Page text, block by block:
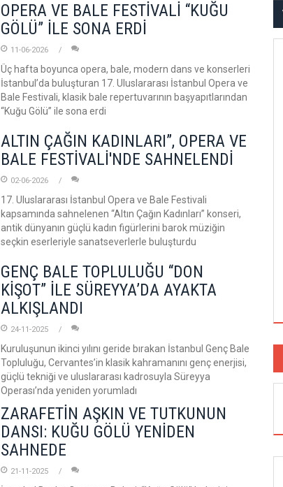
OPERA VE BALE FESTİVALİ “KUĞU
GÖLÜ” İLE SONA ERDİ
11-06-2026
Üç hafta boyunca opera, bale, modern dans ve konserleri
İstanbul’da buluşturan 17. Uluslararası İstanbul Opera ve
Bale Festivali, klasik bale repertuvarının başyapıtlarından
“Kuğu Gölü” ile sona erdi
ALTIN ÇAĞIN KADINLARI”, OPERA VE
BALE FESTİVALİ'NDE SAHNELENDİ
02-06-2026
17. Uluslararası İstanbul Opera ve Bale Festivali
kapsamında sahnelenen “Altın Çağın Kadınları” konseri,
antik dünyanın güçlü kadın figürlerini barok müziğin
seçkin eserleriyle sanatseverlerle buluşturdu
GENÇ BALE TOPLULUĞU “DON
KİŞOT” İLE SÜREYYA’DA AYAKTA
ALKIŞLANDI
24-11-2025
Kuruluşunun ikinci yılını geride bırakan İstanbul Genç Bale
Topluluğu, Cervantes’in klasik kahramanını genç enerjisi,
güçlü tekniği ve uluslararası kadrosuyla Süreyya
Operası’nda yeniden yorumladı
ZARAFETİN AŞKIN VE TUTKUNUN
DANSI: KUĞU GÖLÜ YENİDEN
SAHNEDE
21-11-2025